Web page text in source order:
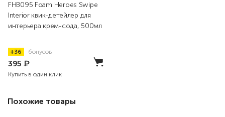
FHB095 Foam Heroes Swipe
Interior квик-детейлер для
интерьера крем-сода, 500мл
+36 бонусов
395 ₽
Купить в один клик
Похожие товары